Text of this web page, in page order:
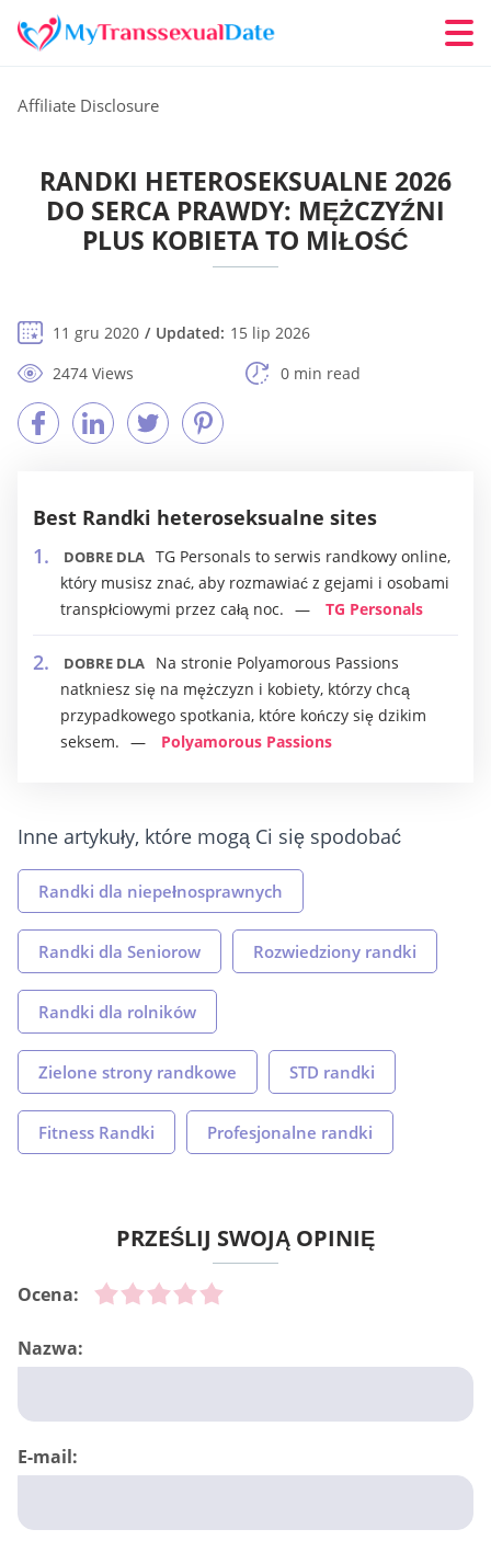
Affiliate Disclosure
RANDKI HETEROSEKSUALNE 2026
DO SERCA PRAWDY: MĘŻCZYŹNI
PLUS KOBIETA TO MIŁOŚĆ
11 gru 2020 Updated: 15 lip 2026
2474 Views
0 min read
Best Randki heteroseksualne sites
DOBRE DLA TG Personals to serwis randkowy online,
który musisz znać, aby rozmawiać z gejami i osobami
transpłciowymi przez całą noc.
TG Personals
DOBRE DLA
Na stronie Polyamorous Passions
natkniesz się na mężczyzn i kobiety, którzy chcą
przypadkowego spotkania, które kończy się dzikim
seksem.
Polyamorous Passions
Inne artykuły, które mogą Ci się spodobać
Randki dla niepełnosprawnych
Randki dla Seniorow Rozwiedziony randki
Randki dla rolników
Zielone strony randkowe STD randki
Fitness Randki Profesjonalne randki
PRZEŚLIJ SWOJĄ OPINIĘ
Ocena:
Nazwa:
E-mail: